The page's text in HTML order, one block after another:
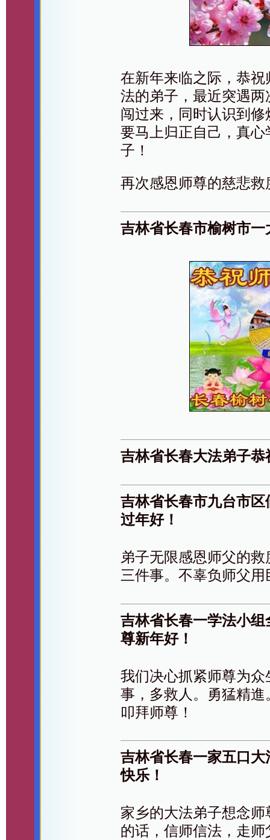
在新年来临之际，恭
法的弟子，最近突遇
闯过来，同时认识到
要马上归正自己，真
子！
再次感恩师尊的慈悲救
吉林省长春市榆树市
吉林省长春大法弟子
吉林省长春市九台市
过年好！
弟子无限感恩师父的
三件事。不辜负师父
吉林省长春一学法小
尊新年好！
我们决心抓紧师尊为
事，多救人。勇猛精
叩拜师尊！
吉林省长春一家五口
快乐！
家乡的大法弟子想念
的话，信师信法，走